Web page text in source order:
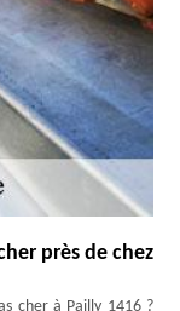
près de chez
cher à Pailly 1416 ?